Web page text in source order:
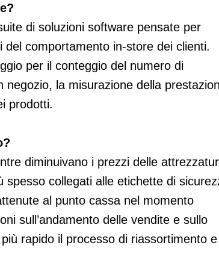
di soluzioni software pensate per
comportamento in-store dei clienti.
per il conteggio del numero di
negozio, la misurazione della
prodotti.
diminuivano i prezzi delle
collegati alle etichette di
al punto cassa nel momento
sull’andamento delle vendite e sullo
rapido il processo di riassortimento